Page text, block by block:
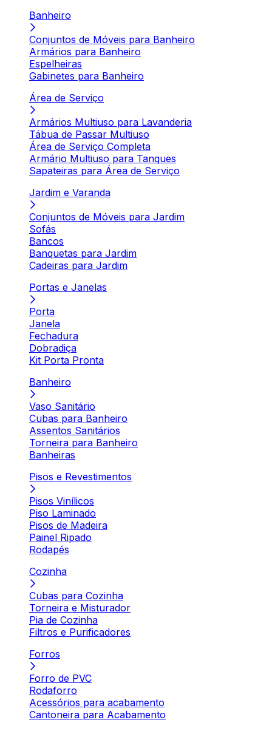
Banheiro
Conjuntos de Móveis para Banheiro
Armários para Banheiro
Espelheiras
Gabinetes para Banheiro
Área de Serviço
Armários Multiuso para Lavanderia
Tábua de Passar Multiuso
Área de Serviço Completa
Armário Multiuso para Tanques
Sapateiras para Área de Serviço
Jardim e Varanda
Conjuntos de Móveis para Jardim
Sofás
Bancos
Banquetas para Jardim
Cadeiras para Jardim
Portas e Janelas
Porta
Janela
Fechadura
Dobradiça
Kit Porta Pronta
Banheiro
Vaso Sanitário
Cubas para Banheiro
Assentos Sanitários
Torneira para Banheiro
Banheiras
Pisos e Revestimentos
Pisos Vinílicos
Piso Laminado
Pisos de Madeira
Painel Ripado
Rodapés
Cozinha
Cubas para Cozinha
Torneira e Misturador
Pia de Cozinha
Filtros e Purificadores
Forros
Forro de PVC
Rodaforro
Acessórios para acabamento
Cantoneira para Acabamento